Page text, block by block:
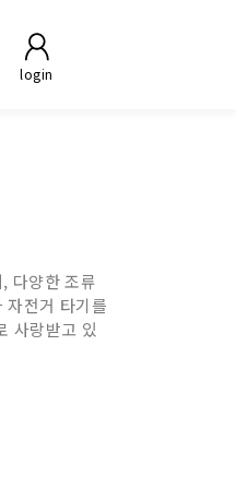
login
다양한 조류
자전거 타기를
사랑받고 있